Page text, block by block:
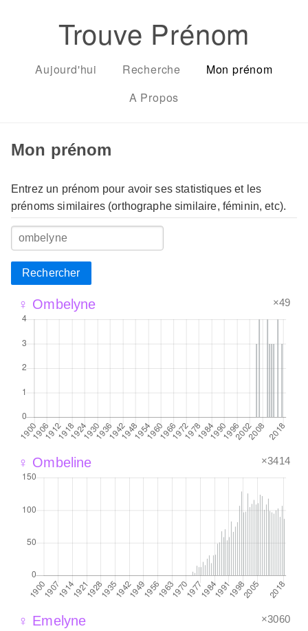
Trouve Prénom
Aujourd'hui Recherche
Mon prénom
A Propos
Mon prénom
Entrez un prénom pour avoir ses statistiques et les
prénoms similaires (orthographe similaire, féminin, etc).
Rechercher
♀ Ombelyne ×49
♀ Ombeline ×3414
♀ Emelyne ×3060